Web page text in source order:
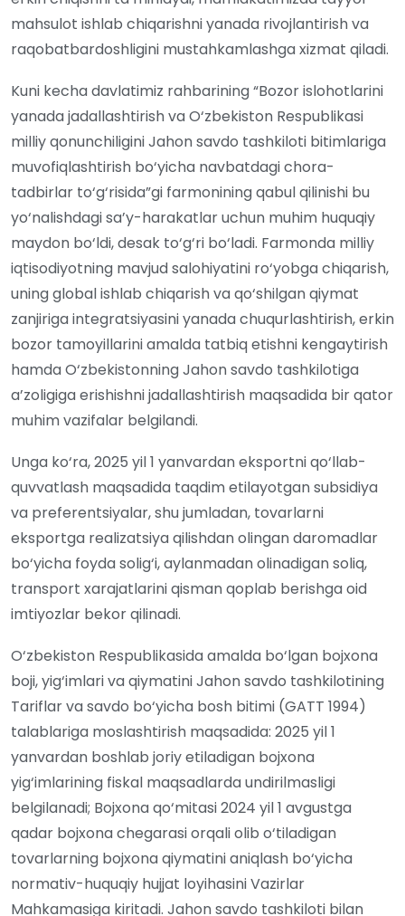
mahsulot ishlab chiqarishni yanada rivojlantirish va
raqobatbardoshligini mustahkamlashga xizmat qiladi.
Kuni kecha davlatimiz rahbarining “Bozor islohotlarini
yanada jadallashtirish va O‘zbekiston Respublikasi
milliy qonunchiligini Jahon savdo tashkiloti bitimlariga
muvofiqlashtirish bo‘yicha navbatdagi chora-
tadbirlar to‘g‘risida”gi farmonining qabul qilinishi bu
yo‘nalishdagi sa’y-harakatlar uchun muhim huquqiy
maydon bo‘ldi, desak to‘g‘ri bo‘ladi. Farmonda milliy
iqtisodiyotning mavjud salohiyatini ro‘yobga chiqarish,
uning global ishlab chiqarish va qo‘shilgan qiymat
zanjiriga integratsiyasini yanada chuqurlashtirish, erkin
bozor tamoyillarini amalda tatbiq etishni kengaytirish
hamda O‘zbekistonning Jahon savdo tashkilotiga
a’zoligiga erishishni jadallashtirish maqsadida bir qator
muhim vazifalar belgilandi.
Unga ko‘ra, 2025 yil 1 yanvardan eksportni qo‘llab-
quvvatlash maqsadida taqdim etilayotgan subsidiya
va preferentsiyalar, shu jumladan, tovarlarni
eksportga realizatsiya qilishdan olingan daromadlar
bo‘yicha foyda solig‘i, aylanmadan olinadigan soliq,
transport xarajatlarini qisman qoplab berishga oid
imtiyozlar bekor qilinadi.
O‘zbekiston Respublikasida amalda bo‘lgan bojxona
boji, yig‘imlari va qiymatini Jahon savdo tashkilotining
Tariflar va savdo bo‘yicha bosh bitimi (GATT 1994)
talablariga moslashtirish maqsadida: 2025 yil 1
yanvardan boshlab joriy etiladigan bojxona
yig‘imlarining fiskal maqsadlarda undirilmasligi
belgilanadi; Bojxona qo‘mitasi 2024 yil 1 avgustga
qadar bojxona chegarasi orqali olib o‘tiladigan
tovarlarning bojxona qiymatini aniqlash bo‘yicha
normativ-huquqiy hujjat loyihasini Vazirlar
Mahkamasiga kiritadi. Jahon savdo tashkiloti bilan